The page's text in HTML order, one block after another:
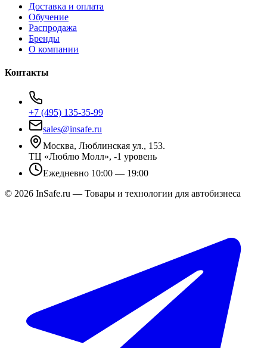
Доставка и оплата
Обучение
Распродажа
Бренды
О компании
Контакты
+7 (495) 135-35-99
sales@insafe.ru
Москва, Люблинская ул., 153.
ТЦ «Люблю Молл», -1 уровень
Ежедневно 10:00 — 19:00
© 2026 InSafe.ru — Товары и технологии для автобизнеса